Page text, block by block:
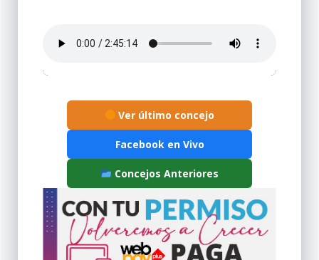
Ver último concejo
Facebook en Vivo
Concejos Anteriores